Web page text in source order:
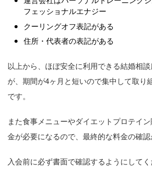
フェッショナルエナジー
クーリングオフ表記がある
住所・代表者の表記がある
以上から、ほぼ安全に利用できる結婚相
が、期間が4ヶ月と短いので集中して取り
です。
また食事メニューやダイエットプロテイ
金が必要になるので、最終的な料金の確認
入会前に必ず書面で確認するようにしてく